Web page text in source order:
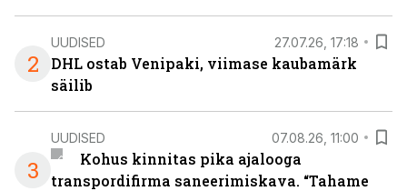
2
UUDISED 27.07.26, 17:18
DHL ostab Venipaki, viimase kaubamärk
säilib
3
UUDISED 07.08.26, 11:00
Kohus kinnitas pika ajalooga
transpordifirma saneerimiskava. “Tahame